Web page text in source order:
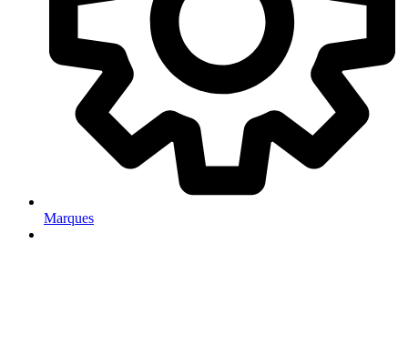
Marques